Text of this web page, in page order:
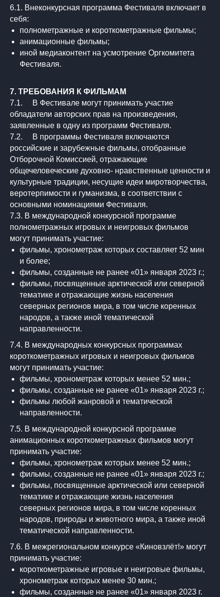
6.1. Внеконкурсная программа Фестиваля включает в
себя:
полнометражные и короткометражные фильмы;
анимационные фильмы;
иной медиаконтент на усмотрение Оргкомитета
Фестиваля.
7. ТРЕБОВАНИЯ К ФИЛЬМАМ
7.1. В Фестивале могут принимать участие
обладатели авторских прав на произведения,
заявленные в одну из программ Фестиваля.
7.2. В программы Фестиваля включаются
российские и зарубежные фильмы, отобранные
Отборочной Комиссией, отражающие
общечеловеческие духовно- нравственные ценности и
культурные традиции, несущие идеи миротворчества,
веротерпимости и гуманизма, в соответствии с
основными номинациями Фестиваля.
7.3. В международной конкурсной программе
полнометражных игровых и неигровых фильмов
могут принимать участие:
фильмы, хронометраж которых составляет 52 мин
и более;
фильмы, созданные не ранее «01» января 2023 г.;
фильмы, посвященные арктической или северной
тематике и отражающие жизнь населения
северных регионов мира, в том числе коренных
народов, а также иной тематической
направленности.
7.4. В международных конкурсных программах
короткометражных игровых и неигровых фильмов
могут принимать участие:
фильмы, хронометраж которых менее 52 мин.;
фильмы, созданные не ранее «01» января 2023 г.;
фильмы любой жанровой и тематической
направленности.
7.5. В международной конкурсной программе
анимационных короткометражных фильмов могут
принимать участие:
фильмы, хронометраж которых менее 52 мин.;
фильмы, созданные не ранее «01» января 2023 г.;
фильмы, посвященные арктической или северной
тематике и отражающие жизнь населения
северных регионов мира, в том числе коренных
народов, природы и животного мира, а также иной
тематической направленности.
7.6. В межрегиональном конкурсе «Киновзлёт!» могут
принимать участие:
короткометражные игровые и неигровые фильмы,
хронометраж которых менее 30 мин.;
фильмы, созданные не ранее «01» января 2023 г.